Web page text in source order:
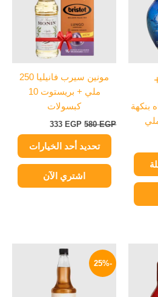
بنكهة
مونين سيرب فانيليا 250
ملي + بريستوت 10
كبسولات
580EGP
333 EGP
تحديد أحد الخيارات
الأشكال
اختيار
الخيارات
صفحة
المنتج
اشتري الآن
-25%
السعر
الأصلي
400 EGP.